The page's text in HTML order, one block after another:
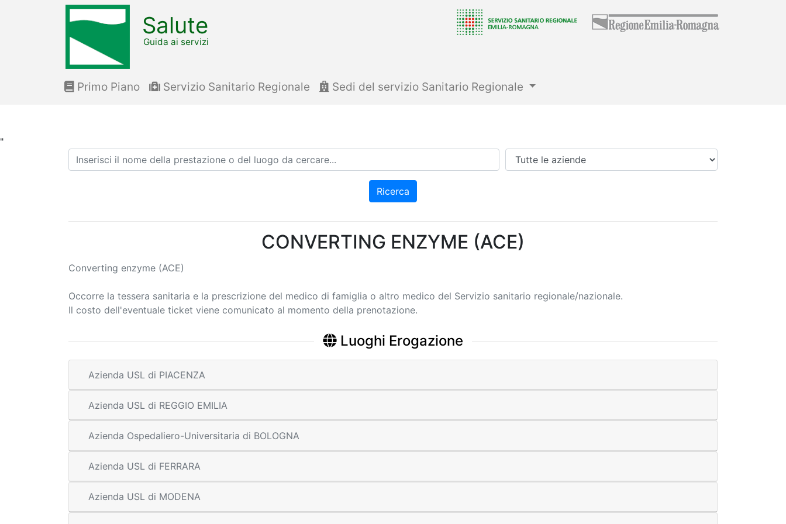
"
Salute
Guida ai servizi
Primo Piano Servizio Sanitario Regionale Sedi del servizio Sanitario Regionale
Ricerca Azienda
Ricerca
CONVERTING ENZYME (ACE)
Converting enzyme (ACE)
Occorre la tessera sanitaria e la prescrizione del medico di famiglia o altro medico del Servizio sanitario regionale/nazionale.
Il costo dell'eventuale ticket viene comunicato al momento della prenotazione.
Luoghi Erogazione
Azienda USL di PIACENZA
Azienda USL di REGGIO EMILIA
Azienda Ospedaliero-Universitaria di BOLOGNA
Azienda USL di FERRARA
Azienda USL di MODENA